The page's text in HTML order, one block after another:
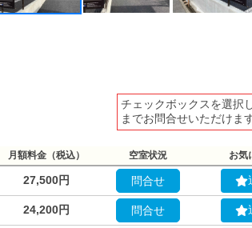
チェックボックスを選択
までお問合せいただけま
月額料金（税込） 空室状況 お気
27,500円 問合せ
24,200円 問合せ